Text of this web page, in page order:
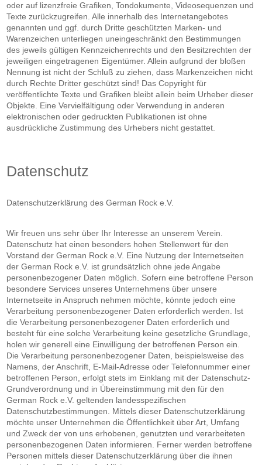
oder auf lizenzfreie Grafiken, Tondokumente, Videosequenzen und
Texte zurückzugreifen. Alle innerhalb des Internetangebotes
genannten und ggf. durch Dritte geschützten Marken- und
Warenzeichen unterliegen uneingeschränkt den Bestimmungen
des jeweils gültigen Kennzeichenrechts und den Besitzrechten der
jeweiligen eingetragenen Eigentümer. Allein aufgrund der bloßen
Nennung ist nicht der Schluß zu ziehen, dass Markenzeichen nicht
durch Rechte Dritter geschützt sind! Das Copyright für
veröffentlichte Texte und Grafiken bleibt allein beim Urheber dieser
Objekte. Eine Vervielfältigung oder Verwendung in anderen
elektronischen oder gedruckten Publikationen ist ohne
ausdrückliche Zustimmung des Urhebers nicht gestattet.
Datenschutz
Datenschutzerklärung des German Rock e.V.
Wir freuen uns sehr über Ihr Interesse an unserem Verein.
Datenschutz hat einen besonders hohen Stellenwert für den
Vorstand der German Rock e.V. Eine Nutzung der Internetseiten
der German Rock e.V. ist grundsätzlich ohne jede Angabe
personenbezogener Daten möglich. Sofern eine betroffene Person
besondere Services unseres Unternehmens über unsere
Internetseite in Anspruch nehmen möchte, könnte jedoch eine
Verarbeitung personenbezogener Daten erforderlich werden. Ist
die Verarbeitung personenbezogener Daten erforderlich und
besteht für eine solche Verarbeitung keine gesetzliche Grundlage,
holen wir generell eine Einwilligung der betroffenen Person ein.
Die Verarbeitung personenbezogener Daten, beispielsweise des
Namens, der Anschrift, E-Mail-Adresse oder Telefonnummer einer
betroffenen Person, erfolgt stets im Einklang mit der Datenschutz-
Grundverordnung und in Übereinstimmung mit den für den
German Rock e.V. geltenden landesspezifischen
Datenschutzbestimmungen. Mittels dieser Datenschutzerklärung
möchte unser Unternehmen die Öffentlichkeit über Art, Umfang
und Zweck der von uns erhobenen, genutzten und verarbeiteten
personenbezogenen Daten informieren. Ferner werden betroffene
Personen mittels dieser Datenschutzerklärung über die ihnen